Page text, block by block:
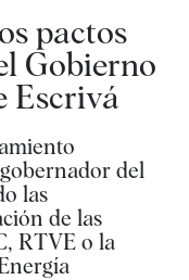
pactos
Gobierno
Escrivá
del
las
de las
RTVE o la